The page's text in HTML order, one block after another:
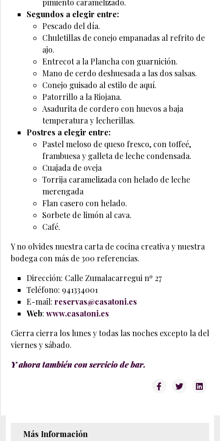
pimiento caramelizado.
Segundos a elegir entre:
Pescado del día.
Chuletillas de conejo empanadas al refrito de
ajo.
Entrecot a la Plancha con guarnición.
Mano de cerdo deshuesada a las dos salsas.
Conejo guisado al estilo de aquí.
Patorrillo a la Riojana.
Asadurita de cordero con huevos a baja
temperatura y lecherillas.
Postres a elegir entre:
Pastel meloso de queso fresco, con toffeé,
frambuesa y galleta de leche condensada.
Cuajada de oveja
Torrija caramelizada con helado de leche
merengada
Flan casero con helado.
Sorbete de limón al cava.
Café.
Y no olvides nuestra carta de cocina creativa y nuestra
bodega con más de 300 referencias.
Dirección: Calle Zumalacarregui nº 27
Teléfono: 941334001
E-mail: reservas@casatoni.es
Web: www.casatoni.es
Cierra cierra los lunes y todas las noches excepto la del
viernes y sábado.
Y ahora también con servicio de bar.
Más Información